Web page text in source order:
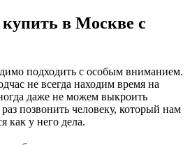
в Москве с
подходить с особым вниманием.
не всегда находим время на
даже не можем выкроить
позвонить человеку, который нам
как у него дела.